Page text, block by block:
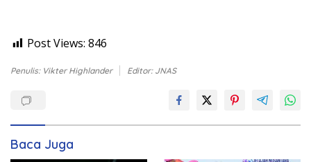
Post Views: 846
Penulis: Vikter Highlander Editor: JNAS
Baca Juga